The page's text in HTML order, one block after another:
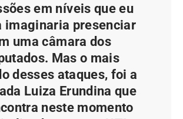
em níveis que eu
imaginaria presenciar
uma câmara dos
Mas o mais
desses ataques, foi a
Luiza Erundina que
neste momento